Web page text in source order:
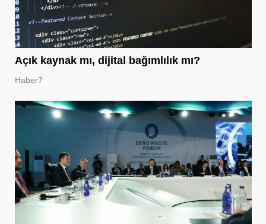
Açık kaynak mı, dijital bağımlılık mı?
Haber7